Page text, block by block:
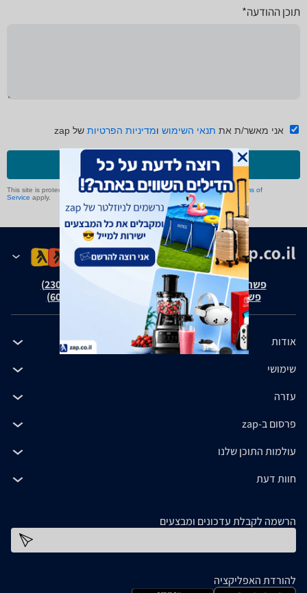
תוכן ההודעה*
אני מאשר/ת את תנאי השימוש ומדיניות הפרטיות של zap
שליחה
This site is protected by reCAPTCHA and the GooglePrivacy Policyand Terms of
Service apply.
פשרה בת"צ אבנצ'יק נ' זאפ גרופ (ת"צ 23008-08-20)
פשרה בת"צ כהנים נ' זאפ גרופ (ת"צ 60371-12-19)
אודות
שימושי
עזרה
פרסום ב-zap
עולמות התוכן שלנו
חוות דעת
הרשמה לקבלת עדכונים ומבצעים
להורדת האפליקציה